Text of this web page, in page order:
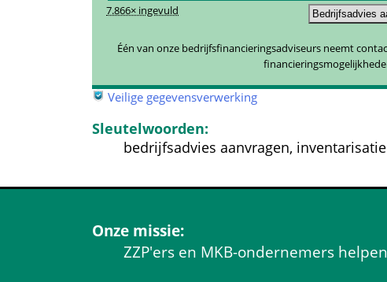
7.866× ingevuld
Één van onze bedrijfsfinancieringsadviseurs neemt
Veilige gegevensverwerking
Sleutelwoorden:
bedrijfsadvies aanvragen,
Onze missie:
ZZP'ers en MKB-ondernemers